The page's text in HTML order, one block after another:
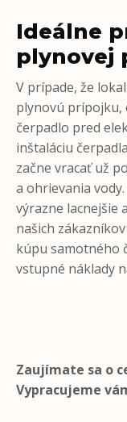
Ideálne
plynovej
V prípade, že
plynovú
čerpadlo pred
inštaláciu
začne vracať už
a ohrievania
výrazne lacnejšie
našich
kúpu samotného
vstupné náklady
Zaujímate sa o
Vypracujeme